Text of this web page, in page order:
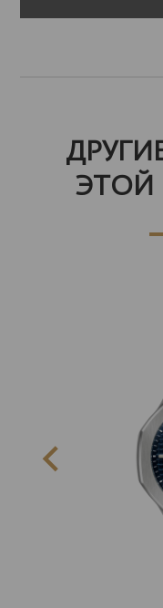
ЭТОЙ